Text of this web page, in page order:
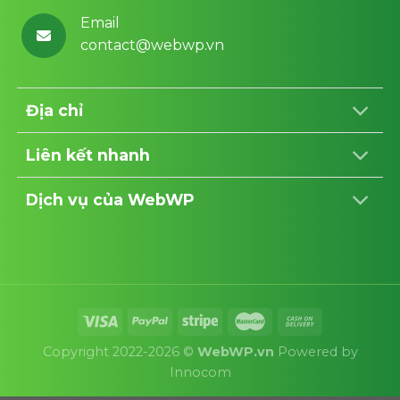
Email
contact@webwp.vn
Địa chỉ
Liên kết nhanh
Dịch vụ của WebWP
Copyright 2022-2026 © WebWP.vn Powered by
Innocom